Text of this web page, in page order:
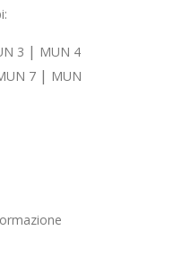
3 | MUN 4
7 | MUN